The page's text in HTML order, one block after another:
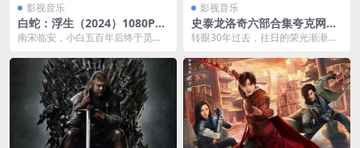
影视音乐
白蛇：浮生（2024）1080P高
码率 流媒体 正式版
南宋临安，小白五百年后终于觅得
遇。小白小青隐身街巷，...
影视音乐
史泰龙洛奇六部合集夸克网盘
下载
转眼30年过去，往日的荣光渐渐不
斯特·史泰龙 Sy...